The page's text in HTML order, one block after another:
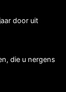
door uit
die u nergens